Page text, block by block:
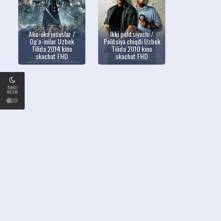
TUNGI
REJIM
Aka-uka josuslar /
Og'a-inilar Uzbek
Tilida 2014 kino
skachat FHD
Ikki politsiyachi /
Politsiya chiqdi Uzbek
Tilida 2010 kino
skachat FHD